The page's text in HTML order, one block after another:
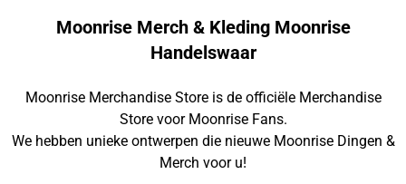
Moonrise Merch & Kleding Moonrise
Handelswaar
Moonrise Merchandise Store is de officiële Merchandise
Store voor Moonrise Fans.
We hebben unieke ontwerpen die nieuwe Moonrise Dingen &
Merch voor u!